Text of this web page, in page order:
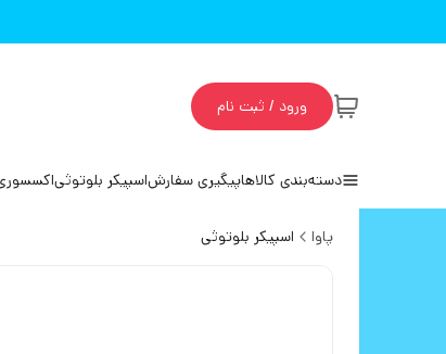
ورود / ثبت نام
دسته‌بندی کالاهاپیگیری سفارشاسپیکر بلوتوثی
پاوا اسپیکر بلوتوثی